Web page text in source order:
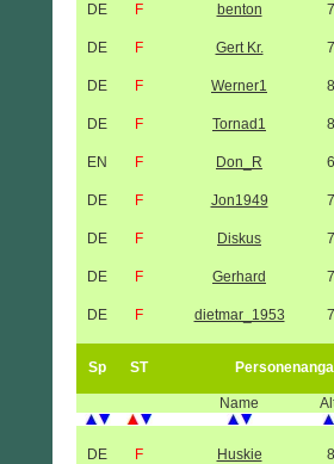
DE F benton
DE F Gert Kr.
DE F Werner1
DE F Tornad1
EN F Don_R
DE F Jon1949
DE F Diskus
DE F Gerhard
DE F dietmar_1953
Sp ST
Name
DE F Huskie